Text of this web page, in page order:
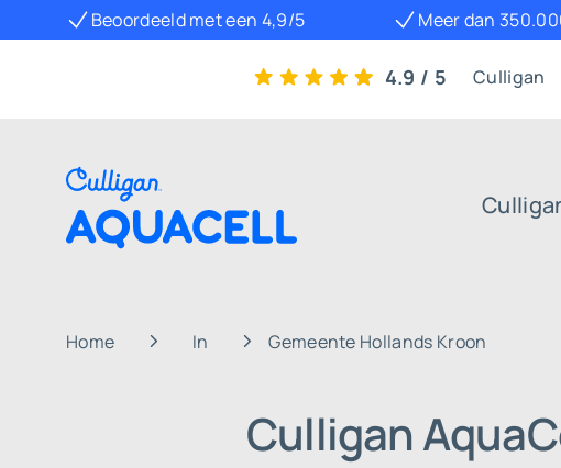
Beoordeeld met een 4,9/5 Meer dan
4.9 / 5 Culligan
Home In Gemeente Hollands Kroon
Culligan